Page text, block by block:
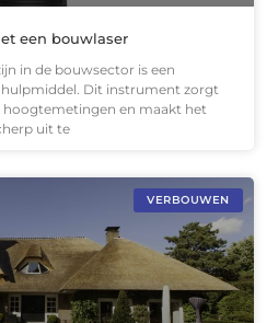
een bouwlaser
in de bouwsector is een
hulpmiddel. Dit instrument zorgt
en maakt het
uit te
VERBOUWEN